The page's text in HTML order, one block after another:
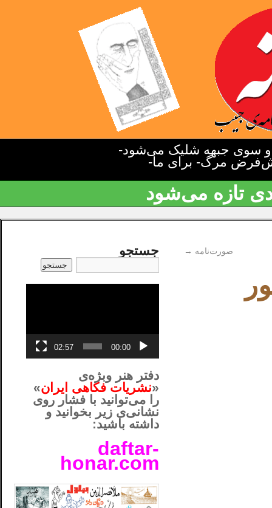
سوی جبهه شلیک می‌شود-
مرگ- برای ما-
تازه می‌شود
صورت‌نامه → جستجو
00:00
02:57
دفتر هنر وبژه‌ی
«نشریات فکاهی ایران»
را می‌توانید با فشار روی
نشانی‌ی زیر بخوانید و
داشته باشید:
daftar-
honar.com